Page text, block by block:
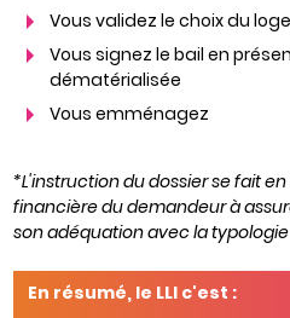
Vous validez le choix du
Vous signez le bail en
dématérialisée
Vous emménagez
*L'instruction du dossier se fait
financière du demandeur à
son adéquation avec la
En résumé, le LLI c'est :